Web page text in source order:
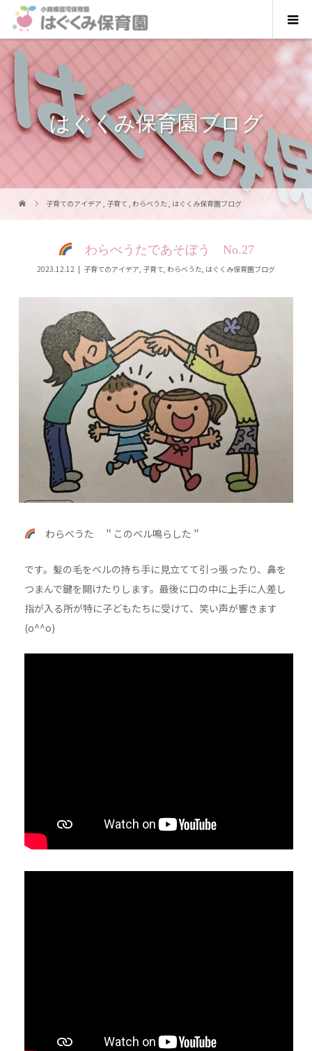
はぐくみ保育園ブログ
子育てのアイデア , 子育て ,わらべうた , はぐくみ保育園ブログ
わらべうたであそぼう No.27
2023.12.12 子育てのアイデア 子育て わらべうた はぐくみ保育園ブログ
わらべうた ＂このベル鳴らした＂
です。髪の毛をベルの持ち手に見立てて引っ張ったり、鼻を
つまんで鍵を開けたりします。最後に口の中に上手に人差し
指が入る所が特に子どもたちに受けて、笑い声が響きます
(o^^o)